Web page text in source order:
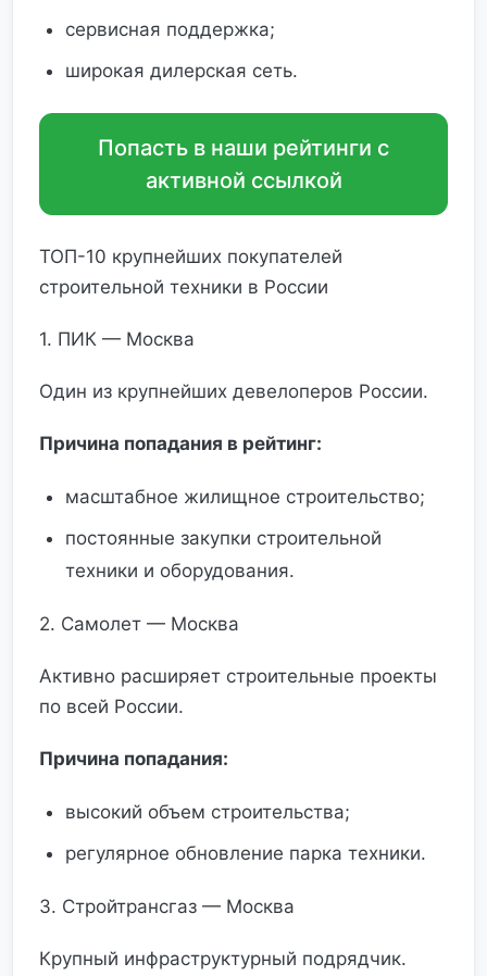
сервисная поддержка;
широкая дилерская сеть.
Попасть в наши рейтинги с
активной ссылкой
ТОП-10 крупнейших покупателей
строительной техники в России
1. ПИК — Москва
Один из крупнейших девелоперов России.
Причина попадания в рейтинг:
масштабное жилищное строительство;
постоянные закупки строительной
техники и оборудования.
2. Самолет — Москва
Активно расширяет строительные проекты
по всей России.
Причина попадания:
высокий объем строительства;
регулярное обновление парка техники.
3. Стройтрансгаз — Москва
Крупный инфраструктурный подрядчик.